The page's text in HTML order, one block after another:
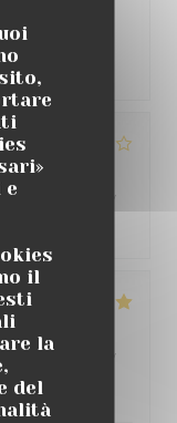
e
il
la
del
plats
des tarifs
Qualità /
Qualità /